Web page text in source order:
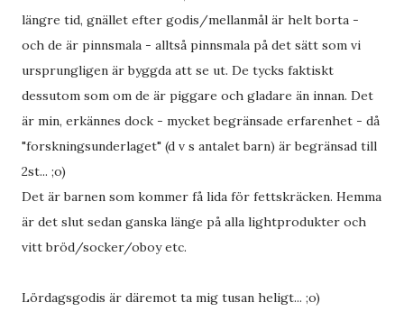
längre tid, gnället efter godis/mellanmål är helt borta -
och de är pinnsmala - alltså pinnsmala på det sätt som vi
ursprungligen är byggda att se ut. De tycks faktiskt
dessutom som om de är piggare och gladare än innan. Det
är min, erkännes dock - mycket begränsade erfarenhet - då
"forskningsunderlaget" (d v s antalet barn) är begränsad till
2st... ;o)
Det är barnen som kommer få lida för fettskräcken. Hemma
är det slut sedan ganska länge på alla lightprodukter och
vitt bröd/socker/oboy etc.
Lördagsgodis är däremot ta mig tusan heligt... ;o)